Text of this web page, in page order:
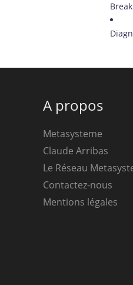
A propos
Metasysteme
Claude Arribas
Le Réseau
Contactez-nous
Mentions légales